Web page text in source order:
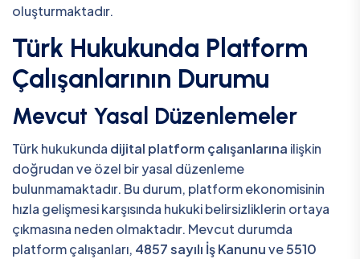
oluşturmaktadır.
Türk Hukukunda Platform
Çalışanlarının Durumu
Mevcut Yasal Düzenlemeler
Türk hukukunda dijital platform çalışanlarına ilişkin
doğrudan ve özel bir yasal düzenleme
bulunmamaktadır. Bu durum, platform ekonomisinin
hızla gelişmesi karşısında hukuki belirsizliklerin ortaya
çıkmasına neden olmaktadır. Mevcut durumda
platform çalışanları, 4857 sayılı İş Kanunuve5510